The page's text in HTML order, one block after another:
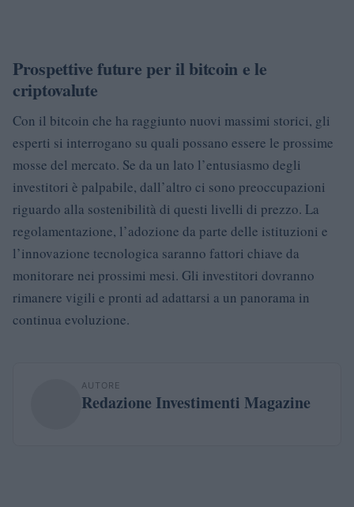
Prospettive future per il bitcoin e le
criptovalute
Con il bitcoin che ha raggiunto nuovi massimi storici, gli
esperti si interrogano su quali possano essere le prossime
mosse del mercato. Se da un lato l’entusiasmo degli
investitori è palpabile, dall’altro ci sono preoccupazioni
riguardo alla sostenibilità di questi livelli di prezzo. La
regolamentazione, l’adozione da parte delle istituzioni e
l’innovazione tecnologica saranno fattori chiave da
monitorare nei prossimi mesi. Gli investitori dovranno
rimanere vigili e pronti ad adattarsi a un panorama in
continua evoluzione.
AUTORE
Redazione Investimenti Magazine